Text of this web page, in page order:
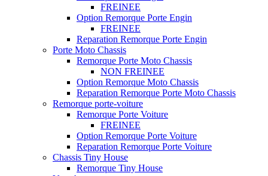
FREINEE
Option Remorque Porte Engin
FREINEE
Reparation Remorque Porte Engin
Porte Moto Chassis
Remorque Porte Moto Chassis
NON FREINEE
Option Remorque Moto Chassis
Reparation Remorque Porte Moto Chassis
Remorque porte-voiture
Remorque Porte Voiture
FREINEE
Option Remorque Porte Voiture
Reparation Remorque Porte Voiture
Chassis Tiny House
Remorque Tiny House